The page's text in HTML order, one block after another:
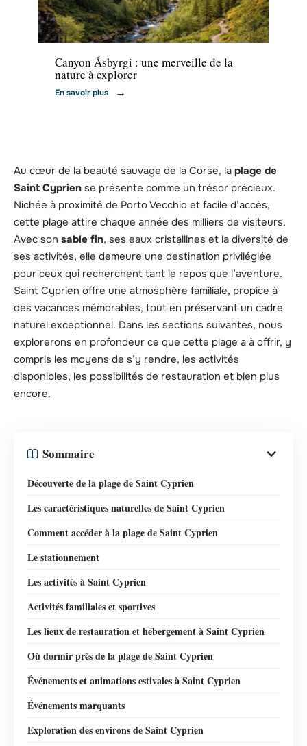
Voyage
Canyon Ásbyrgi : une merveille de la
nature à explorer
En savoir plus
Au cœur de la beauté sauvage de la Corse, la plage de
Saint Cyprien se présente comme un trésor précieux.
Nichée à proximité de Porto Vecchio et facile d’accès,
cette plage attire chaque année des milliers de visiteurs.
Avec son sable fin, ses eaux cristallines et la diversité de
ses activités, elle demeure une destination privilégiée
pour ceux qui recherchent tant le repos que l’aventure.
Saint Cyprien offre une atmosphère familiale, propice à
des vacances mémorables, tout en préservant un cadre
naturel exceptionnel. Dans les sections suivantes, nous
explorerons en profondeur ce que cette plage a à offrir, y
compris les moyens de s’y rendre, les activités
disponibles, les possibilités de restauration et bien plus
encore.
Sommaire
Découverte de la plage de Saint Cyprien
Les caractéristiques naturelles de Saint Cyprien
Comment accéder à la plage de Saint Cyprien
Le stationnement
Les activités à Saint Cyprien
Activités familiales et sportives
Les lieux de restauration et hébergement à Saint Cyprien
Où dormir près de la plage de Saint Cyprien
Événements et animations estivales à Saint Cyprien
Événements marquants
Exploration des environs de Saint Cyprien